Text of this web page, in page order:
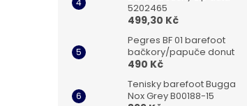
5202465
499,30 Kč
Pegres BF 01 barefoot
bačkory/papuče donut
490 Kč
Tenisky barefoot Bugga
Nox Grey B00188-15